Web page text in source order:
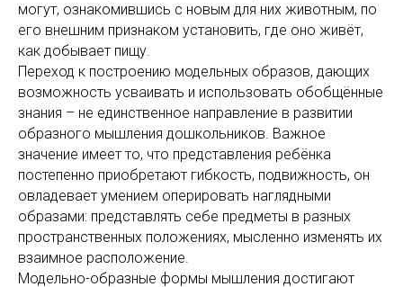
могут, ознакомившись с новым для них животным, по
его внешним признаком установить, где оно живёт,
как добывает пищу.
Переход к построению модельных образов, дающих
возможность усваивать и использовать обобщённые
знания – не единственное направление в развитии
образного мышления дошкольников. Важное
значение имеет то, что представления ребёнка
постепенно приобретают гибкость, подвижность, он
овладевает умением оперировать наглядными
образами: представлять себе предметы в разных
пространственных положениях, мысленно изменять их
взаимное расположение.
Модельно-образные формы мышления достигают